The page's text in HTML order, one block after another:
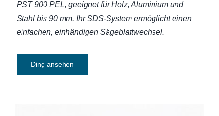
PST 900 PEL, geeignet für Holz, Aluminium und
Stahl bis 90 mm. Ihr SDS-System ermöglicht einen
einfachen, einhändigen Sägeblattwechsel.
Ding ansehen